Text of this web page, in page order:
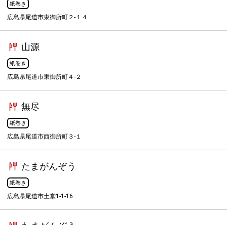
紙巻き
広島県尾道市東御所町２-１４
山源
紙巻き
広島県尾道市東御所町４-２
無尽
紙巻き
広島県尾道市西御所町３-１
たまがんぞう
紙巻き
広島県尾道市土堂1-1-16